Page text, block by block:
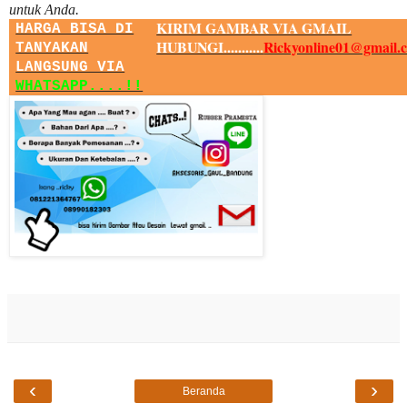
untuk Anda.
HARGA BISA DI
TANYAKAN
LANGSUNG VIA
WHATSAPP....!!
KIRIM GAMBAR VIA GMAIL
HUBUNGI...........
‹ ›
Beranda